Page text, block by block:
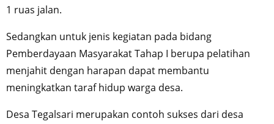
1 ruas jalan.
Sedangkan untuk jenis kegiatan pada bidang
Pemberdayaan Masyarakat Tahap I berupa pelatihan
menjahit dengan harapan dapat membantu
meningkatkan taraf hidup warga desa.
Desa Tegalsari merupakan contoh sukses dari desa